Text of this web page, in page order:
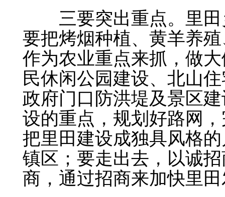
三要突出重点。 里
要把烤烟种植、黄羊养
作为农业重点来抓，做
民休闲公园建设、北山
政府门口防洪堤及景区
设的重点，规划好路网
把里田建设成独具风格
镇区；要走出去，以诚
商，通过招商来加快里